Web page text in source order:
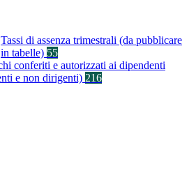
Tassi di assenza trimestrali (da pubblicare
in tabelle) 55
conferiti e autorizzati ai dipendenti
e non dirigenti) 216